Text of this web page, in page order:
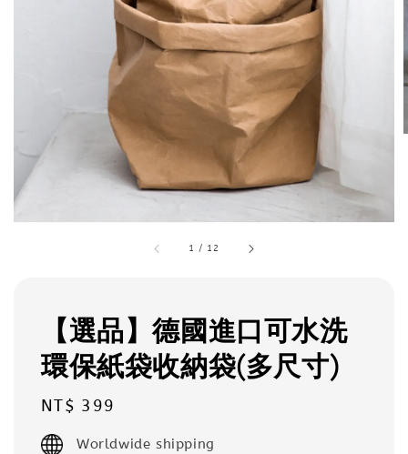
1 / 12
【選品】德國進口可水洗
環保紙袋收納袋(多尺寸)
Regular
price
NT$ 399
Worldwide shipping